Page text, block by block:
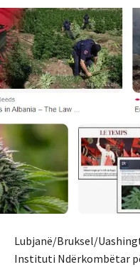
Lubjanë/Bruksel/
Instituti Ndërkombëtar